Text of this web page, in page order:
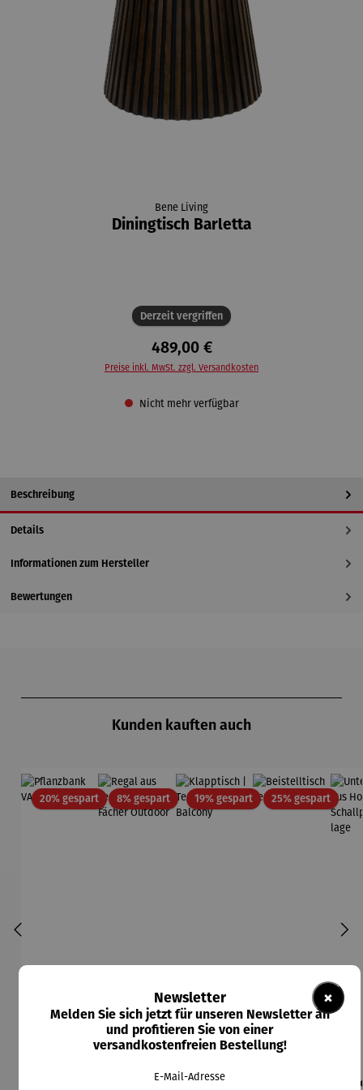
Bene Living
Diningtisch Barletta
Derzeit vergriffen
489,00 €
Preise inkl. MwSt. zzgl. Versandkosten
Nicht mehr verfügbar
Beschreibung
Details
Informationen zum Hersteller
Bewertungen
Kunden kauften auch
20% gespartRabatt8% gespartRabatt
Regal aus
19% gespartRabatt
Klapptisch
25% gespartRabatt
×
Newsletter
Melden Sie sich jetzt für unseren Newsletter an
und profitieren Sie von einer
versandkostenfreien Bestellung!
E-Mail-Adresse